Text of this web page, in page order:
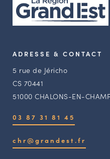
ADRESSE & CONTACT
5 rue de Jéricho
CS 70441
51000 CHALONS-EN-
03 87 31 81 45
chr@grandest.fr